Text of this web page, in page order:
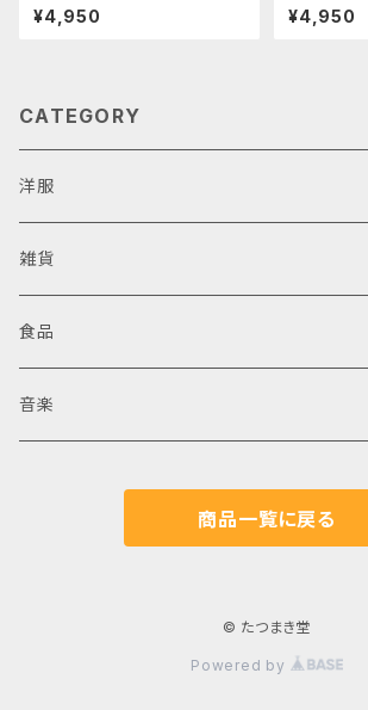
bs (10%OFF)
¥4,950 ¥4,950
CATEGORY
洋服
雑貨
食品
音楽
商品一覧に戻る
© たつまき堂
Powered by